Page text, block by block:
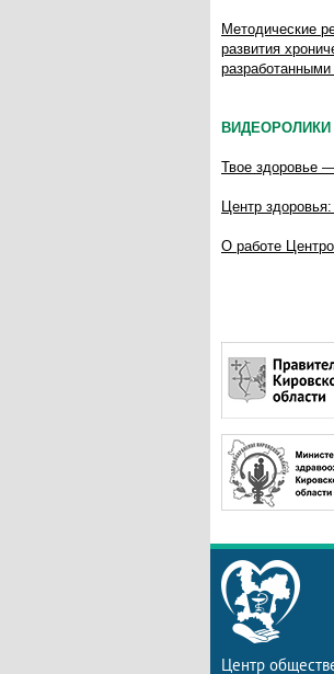
Методические
развития
ВИДЕОРОЛИКИ
Твое здоровье
Центр
О работе
Центр